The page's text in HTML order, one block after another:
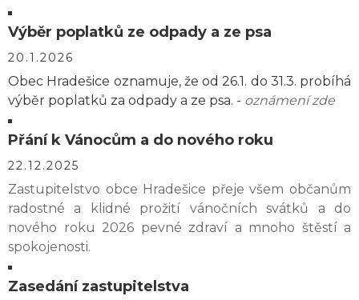
Výběr poplatků ze odpady a ze psa
20.1.2026
Obec Hradešice oznamuje, že od 26.1. do 31.3. probíhá
výběr poplatků za odpady a ze psa. - oznámení zde
Přání k Vánocům a do nového roku
22.12.2025
Zastupitelstvo obce Hradešice přeje všem občanům
radostné a klidné prožití vánočních svátků a do
nového roku 2026 pevné zdraví a mnoho štěstí a
spokojenosti.
Zasedání zastupitelstva